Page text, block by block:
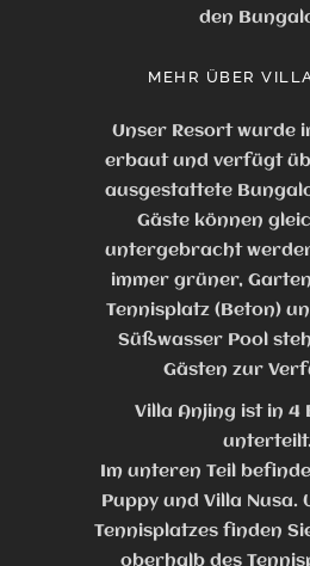
den
MEHR ÜBER
Unser Resort wurde
erbaut und verfügt
ausgestattete
Gäste können
untergebracht
immer grüner,
Tennisplatz (Beton)
Süßwasser Pool
Gästen zur
Villa Anjing ist in 4
unterteilt.
Im unteren Teil
Puppy und Villa Nusa.
Tennisplatzes finden
oberhalb des